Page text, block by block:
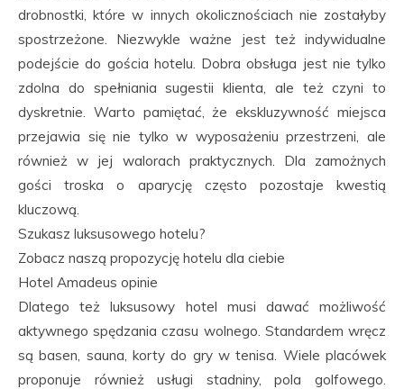
drobnostki, które w innych okolicznościach nie zostałyby
spostrzeżone. Niezwykle ważne jest też indywidualne
podejście do gościa hotelu. Dobra obsługa jest nie tylko
zdolna do spełniania sugestii klienta, ale też czyni to
dyskretnie. Warto pamiętać, że ekskluzywność miejsca
przejawia się nie tylko w wyposażeniu przestrzeni, ale
również w jej walorach praktycznych. Dla zamożnych
gości troska o aparycję często pozostaje kwestią
kluczową.
Szukasz luksusowego hotelu?
Zobacz naszą propozycję hotelu dla ciebie
Hotel Amadeus opinie
Dlatego też luksusowy hotel musi dawać możliwość
aktywnego spędzania czasu wolnego. Standardem wręcz
są basen, sauna, korty do gry w tenisa. Wiele placówek
proponuje również usługi stadniny, pola golfowego.